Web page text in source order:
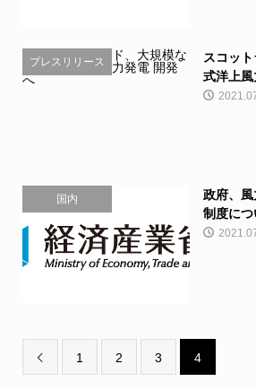
プレスリリース
スコッ
式洋上
国内
政府、
制度に
 1 2 3 4